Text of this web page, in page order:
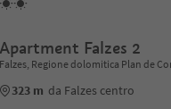
Apartment Falzes 2
Falzes, Regione dolomitica Plan de
323 m da Falzes centro